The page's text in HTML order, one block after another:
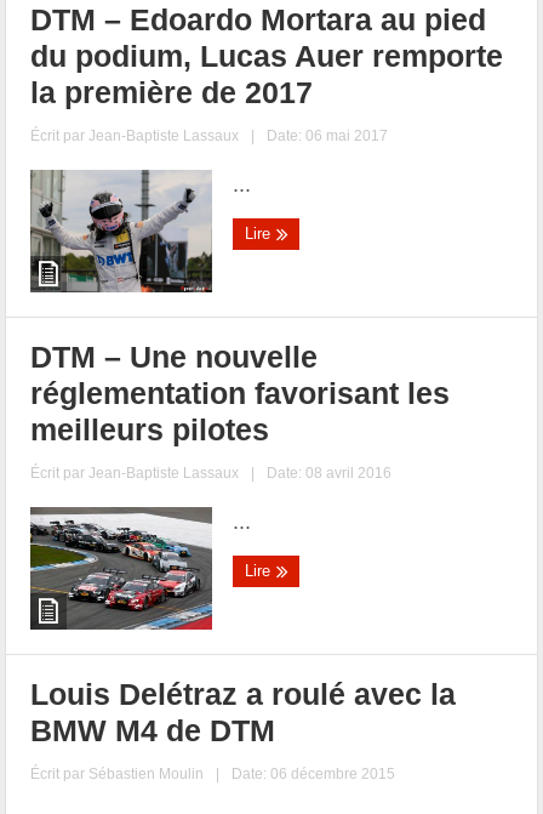
DTM – Edoardo Mortara au pied
du podium, Lucas Auer remporte
la première de 2017
Écrit parJean-Baptiste Lassaux | Date: 06 mai 2017
...
Lire
DTM – Une nouvelle
réglementation favorisant les
meilleurs pilotes
Écrit parJean-Baptiste Lassaux | Date: 08 avril 2016
...
Lire
Louis Delétraz a roulé avec la
BMW M4 de DTM
Écrit par Sébastien Moulin | Date: 06 décembre 2015